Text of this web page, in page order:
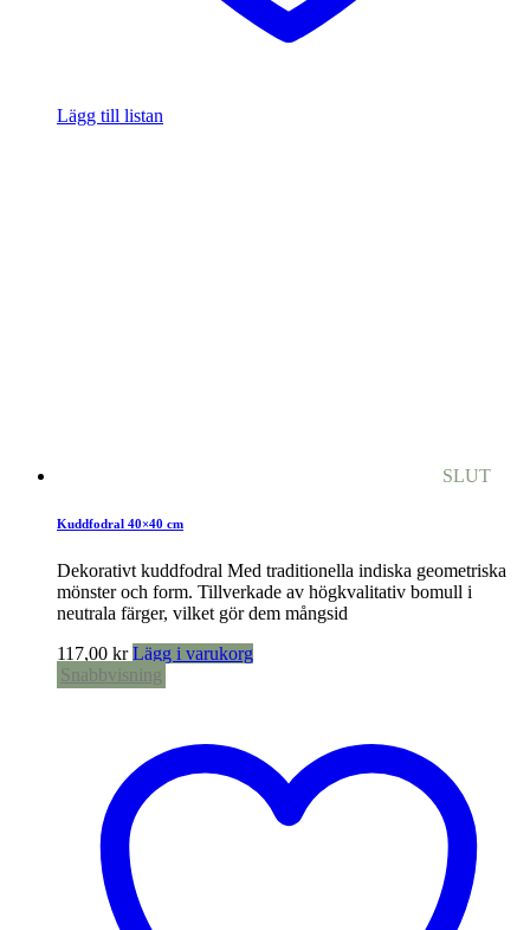
Lägg till listan
SLUT
Kuddfodral 40×40 cm
Dekorativt kuddfodral Med traditionella indiska geometriska
mönster och form. Tillverkade av högkvalitativ bomull i
neutrala färger, vilket gör dem mångsid
117,00 kr Lägg i varukorg
Snabbvisning